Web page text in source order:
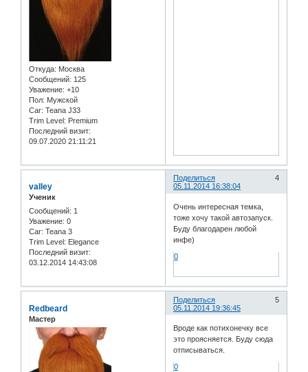
Откуда: Москва
Сообщений: 125
Уважение: +10
Пол: Мужской
Car: Teana J33
Trim Level: Premium
Последний визит:
09.07.2020 21:11:21
Поделиться
4
05.11.2014 16:38:04
valley
Ученик
Сообщений: 1
Уважение: 0
Car: Teana 3
Trim Level: Elegance
Последний визит:
03.12.2014 14:43:08
Очень интересная темка,
тоже хочу такой автозапуск.
Буду благодарен любой
инфе)
0
Поделиться
5
05.11.2014 19:36:45
Redbeard
Мастер
Вроде как потихонечку все
это проясняется. Буду сюда
отписываться.
0